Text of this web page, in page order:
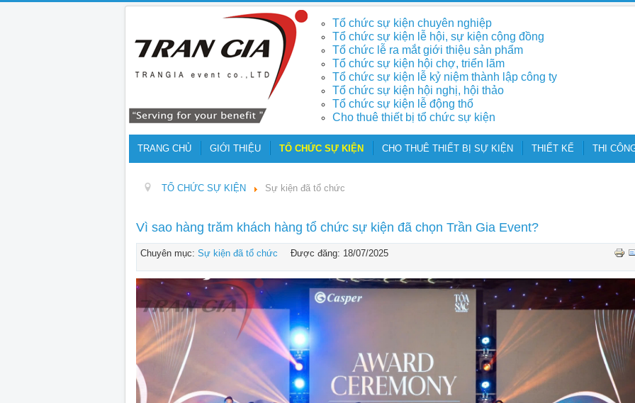
Tổ chức sự kiện chuyên nghiệp
Tổ chức sự kiện lễ hội, sự kiện cộng đồng
Tổ chức lễ ra mắt giới thiệu sản phẩm
Tổ chức sự kiện hội chợ, triển lãm
Tổ chức sự kiện lễ kỷ niệm thành lập công ty
Tổ chức sự kiện hội nghị, hội thảo
Tổ chức sự kiện lễ động thổ
Cho thuê thiết bị tổ chức sự kiện
TRANG CHỦ GIỚI THIỆU TỔ CHỨC SỰ KIỆN CHO THUÊ THIẾT BỊ SỰ KIỆN THIẾT KẾ THI
TỔ CHỨC SỰ KIỆN Sự kiện đã tổ chức
Vì sao hàng trăm khách hàng tổ chức sự kiện đã chọn Trần Gia Event?
Chuyên mục: Sự kiện đã tổ chức Được đăng: 18/07/2025